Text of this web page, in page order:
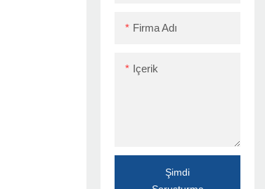
Firma Adı
Içerik
Şimdi